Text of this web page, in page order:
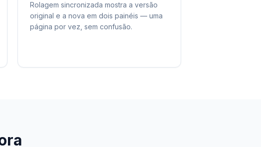
Rolagem sincronizada mostra a versão
original e a nova em dois painéis — uma
página por vez, sem confusão.